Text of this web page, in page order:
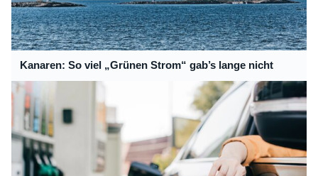
Kanaren: So viel „Grünen Strom“ gab’s lange nicht